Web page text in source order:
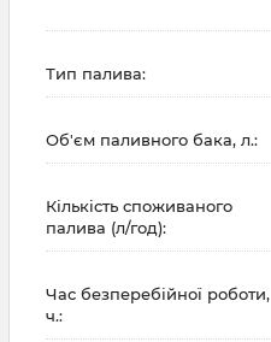
Тип палива:
Об'єм паливного бака, л.:
Кількість споживаного
палива (л/год):
Час безперебійної роботи,
ч.: